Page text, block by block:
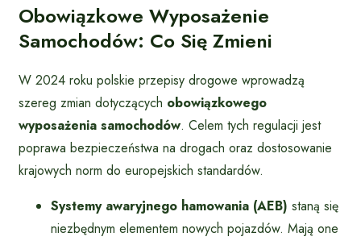
Obowiązkowe Wyposażenie
Samochodów: Co Się Zmieni
W 2024 roku polskie przepisy drogowe wprowadzą
szereg zmian dotyczących obowiązkowego
wyposażenia samochodów. Celem tych regulacji jest
poprawa bezpieczeństwa na drogach oraz dostosowanie
krajowych norm do europejskich standardów.
Systemy awaryjnego hamowania (AEB) staną się
niezbędnym elementem nowych pojazdów. Mają one